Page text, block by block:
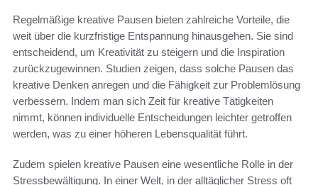
Regelmäßige kreative Pausen bieten zahlreiche Vorteile, die
weit über die kurzfristige Entspannung hinausgehen. Sie sind
entscheidend, um Kreativität zu steigern und die Inspiration
zurückzugewinnen. Studien zeigen, dass solche Pausen das
kreative Denken anregen und die Fähigkeit zur Problemlösung
verbessern. Indem man sich Zeit für kreative Tätigkeiten
nimmt, können individuelle Entscheidungen leichter getroffen
werden, was zu einer höheren Lebensqualität führt.
Zudem spielen kreative Pausen eine wesentliche Rolle in der
Stressbewältigung. In einer Welt, in der alltäglicher Stress oft